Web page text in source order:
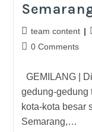
team content
0 Comments
GEMILANG |
gedung-gedung
kota-kota besar
Semarang,…